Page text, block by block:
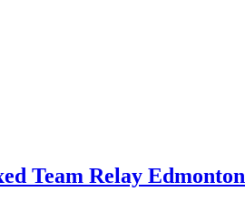
Team Relay Edmonton